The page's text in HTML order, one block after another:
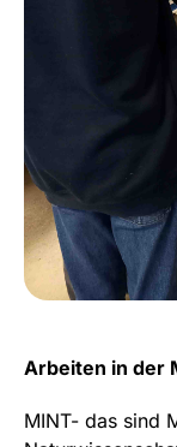
Arbeiten in der
MINT- das sind